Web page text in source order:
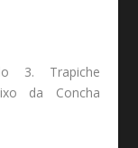
3. Trapiche
da Concha